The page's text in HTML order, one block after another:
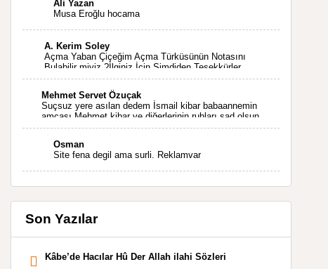
Ali Yazan
Musa Eroğlu hocama
A. Kerim Soley
Açma Yaban Çiçeğim Açma Türküsünün Notasını
Bulabilir miyiz ?İlginiz İçin Şimdiden Teşekkürler.
Mehmet Servet Özuçak
Suçsuz yere asılan dedem İsmail kibar babaannemin
amcası Mehmet kibar ve diğerlerinin ruhları şad olsun.
Kahrolsun Cemal paşa
Osman
Site fena degil ama surli. Reklamvar
Son Yazılar
Kâbe’de Hacılar Hû Der Allah ilahi Sözleri